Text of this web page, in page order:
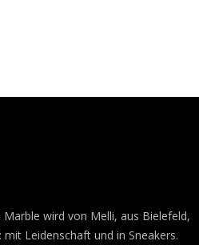
wird von Melli, aus Bielefeld,
Leidenschaft und in Sneakers.